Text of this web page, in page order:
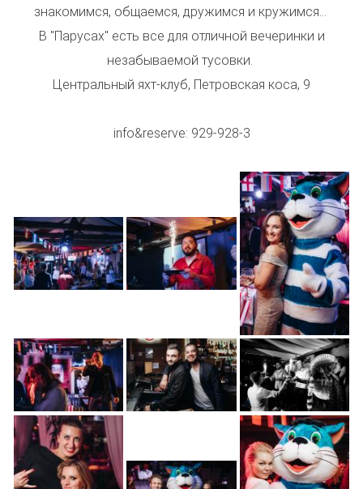
знакомимся, общаемся, дружимся и кружимся...
В "Парусах" есть все для отличной вечеринки и
незабываемой тусовки.
Центральный яхт-клуб, Петровская коса, 9
info&reserve: 929-928-3